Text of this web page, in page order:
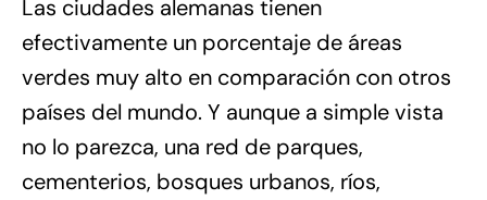
Las ciudades alemanas tienen
efectivamente un porcentaje de áreas
verdes muy alto en comparación con otros
países del mundo. Y aunque a simple vista
no lo parezca, una red de parques,
cementerios, bosques urbanos, ríos,